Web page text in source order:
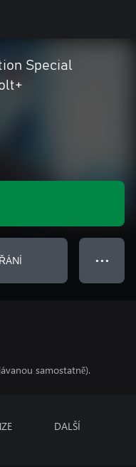
Special
● ● ●
samostatně).
DALŠÍ